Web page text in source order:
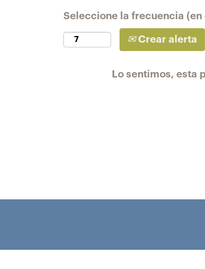
Seleccione la frecuencia
Crear alerta
Lo sentimos, esta